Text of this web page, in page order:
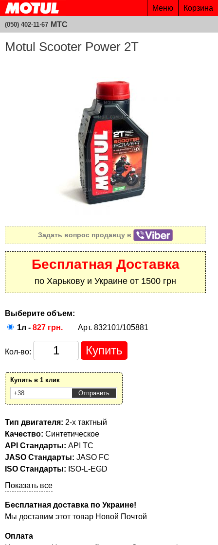
Motul Scooter Power 2T
Задать вопрос продавцу в
Бесплатная Доставка
по Харькову и Украине от 1500 грн
Выберите объем:
1л - 827 грн. Арт. 832101/105881
Кол-во:
Купить в 1 клик
Тип двигателя: 2-х тактный
Качество: Синтетическое
API Стандарты: API TC
JASO Стандарты: JASO FC
ISO Стандарты: ISO-L-EGD
Показать все
Бесплатная доставка по Украине!
Мы доставим этот товар Новой Почтой
Оплата
Меню Корзина
(050) 402·11·67 МТС